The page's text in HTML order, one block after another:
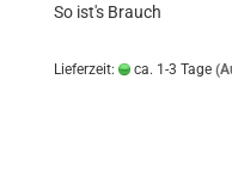
So ist's Brauch
Lieferzeit: ca. 1-3 Tage